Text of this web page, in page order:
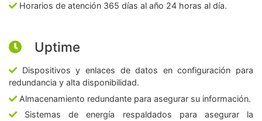
Horarios de atención 365 días al año 24 horas al día.
Uptime
Dispositivos y enlaces de datos en configuración para
redundancia y alta disponibilidad.
Almacenamiento redundante para asegurar su información.
Sistemas de energía respaldados para asegurar la